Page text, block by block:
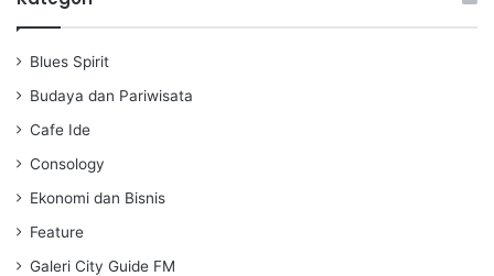
Blues Spirit
Budaya dan Pariwisata
Cafe Ide
Consology
Ekonomi dan Bisnis
Feature
Galeri City Guide FM